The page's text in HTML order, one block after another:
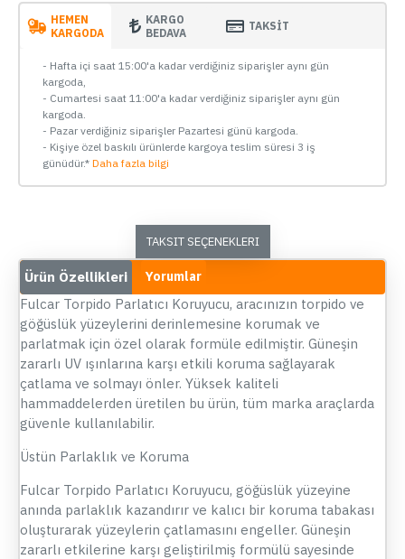
HEMEN
KARGODA
KARGO
BEDAVA
TAKSİT
- Hafta içi saat 15:00'a kadar verdiğiniz siparişler aynı gün
kargoda,
- Cumartesi saat 11:00'a kadar verdiğiniz siparişler aynı gün
kargoda.
- Pazar verdiğiniz siparişler Pazartesi günü kargoda.
- Kişiye özel baskılı ürünlerde kargoya teslim süresi 3 iş
günüdür.* Daha fazla bilgi
TAKSIT SEÇENEKLERI
Ürün Özellikleri Yorumlar
Fulcar Torpido Parlatıcı Koruyucu, aracınızın torpido ve
göğüslük yüzeylerini derinlemesine korumak ve
parlatmak için özel olarak formüle edilmiştir. Güneşin
zararlı UV ışınlarına karşı etkili koruma sağlayarak
çatlama ve solmayı önler. Yüksek kaliteli
hammaddelerden üretilen bu ürün, tüm marka araçlarda
güvenle kullanılabilir.
Üstün Parlaklık ve Koruma
Fulcar Torpido Parlatıcı Koruyucu, göğüslük yüzeyine
anında parlaklık kazandırır ve kalıcı bir koruma tabakası
oluşturarak yüzeylerin çatlamasını engeller. Güneşin
zararlı etkilerine karşı geliştirilmiş formülü sayesinde